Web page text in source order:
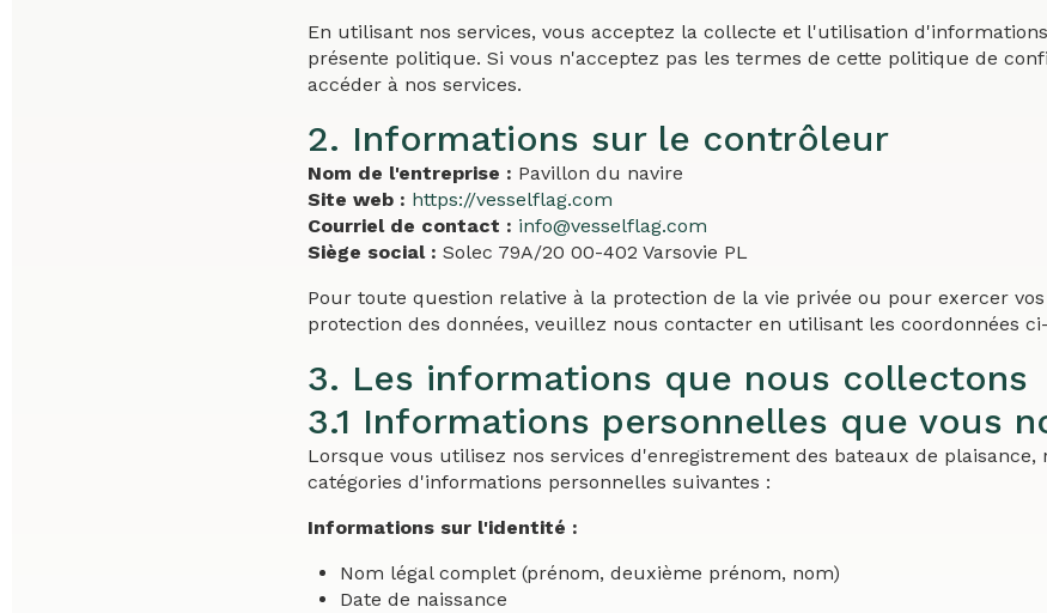
En utilisant nos services, vous acceptez la collecte et l'utilisation
présente politique. Si vous n'acceptez pas les termes de cette politique de
accéder à nos services.
2. Informations sur le contrôleur
Nom de l'entreprise : Pavillon du navire
Site web : https://vesselflag.com
Courriel de contact : info@vesselflag.com
Siège social : Solec 79A/20 00-402 Varsovie PL
Pour toute question relative à la protection de la vie privée ou pour exercer
protection des données, veuillez nous contacter en utilisant les coordonnées
3. Les informations que nous collectons
3.1 Informations personnelles que vous
Lorsque vous utilisez nos services d'enregistrement des bateaux de plaisance,
catégories d'informations personnelles suivantes :
Informations sur l'identité :
Nom légal complet (prénom, deuxième prénom, nom)
Date de naissance